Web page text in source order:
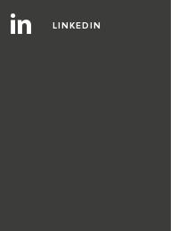
LINKEDIN